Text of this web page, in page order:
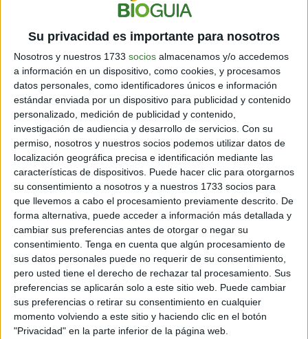
Su privacidad es importante para nosotros
Nosotros y nuestros 1733 socios almacenamos y/o accedemos
a información en un dispositivo, como cookies, y procesamos
datos personales, como identificadores únicos e información
estándar enviada por un dispositivo para publicidad y contenido
personalizado, medición de publicidad y contenido,
investigación de audiencia y desarrollo de servicios. Con su
permiso, nosotros y nuestros socios podemos utilizar datos de
localización geográfica precisa e identificación mediante las
características de dispositivos. Puede hacer clic para otorgarnos
su consentimiento a nosotros y a nuestros 1733 socios para
que llevemos a cabo el procesamiento previamente descrito. De
forma alternativa, puede acceder a información más detallada y
cambiar sus preferencias antes de otorgar o negar su
consentimiento. Tenga en cuenta que algún procesamiento de
sus datos personales puede no requerir de su consentimiento,
pero usted tiene el derecho de rechazar tal procesamiento. Sus
preferencias se aplicarán solo a este sitio web. Puede cambiar
sus preferencias o retirar su consentimiento en cualquier
momento volviendo a este sitio y haciendo clic en el botón
"Privacidad" en la parte inferior de la página web.
el desperdicio de comida, conservar la agricultura y la
investigación y para educar en nutrición.
También han sido fundamentales el
estilo de vida, el
clima, la composición de la dieta y la participación de
las mujeres en la agricultura
para alcanzar estos
logros. Sin embargo, Francia es el primer país en
introducir legislación especifica sobre residuos
alimentarios y busca reducir su cantidad actual a la
mitad para 2025.